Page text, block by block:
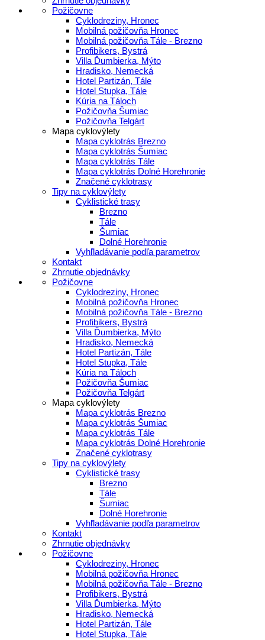
Požičovne
Cyklodreziny, Hronec
Mobilná požičovňa Hronec
Mobilná požičovňa Tále - Brezno
Profibikers, Bystrá
Villa Ďumbierka, Mýto
Hradisko, Nemecká
Hotel Partizán, Tále
Hotel Stupka, Tále
Kúria na Táloch
Požičovňa Šumiac
Požičovňa Telgárt
Mapa cyklovýlety
Mapa cyklotrás Brezno
Mapa cyklotrás Šumiac
Mapa cyklotrás Tále
Mapa cyklotrás Dolné Horehronie
Značené cyklotrasy
Tipy na cyklovýlety
Cyklistické trasy
Brezno
Tále
Šumiac
Dolné Horehronie
Vyhľladávanie podľa parametrov
Kontakt
Zhrnutie objednávky
Požičovne
Cyklodreziny, Hronec
Mobilná požičovňa Hronec
Mobilná požičovňa Tále - Brezno
Profibikers, Bystrá
Villa Ďumbierka, Mýto
Hradisko, Nemecká
Hotel Partizán, Tále
Hotel Stupka, Tále
Kúria na Táloch
Požičovňa Šumiac
Požičovňa Telgárt
Mapa cyklovýlety
Mapa cyklotrás Brezno
Mapa cyklotrás Šumiac
Mapa cyklotrás Tále
Mapa cyklotrás Dolné Horehronie
Značené cyklotrasy
Tipy na cyklovýlety
Cyklistické trasy
Brezno
Tále
Šumiac
Dolné Horehronie
Vyhľladávanie podľa parametrov
Kontakt
Zhrnutie objednávky
Požičovne
Cyklodreziny, Hronec
Mobilná požičovňa Hronec
Mobilná požičovňa Tále - Brezno
Profibikers, Bystrá
Villa Ďumbierka, Mýto
Hradisko, Nemecká
Hotel Partizán, Tále
Hotel Stupka, Tále